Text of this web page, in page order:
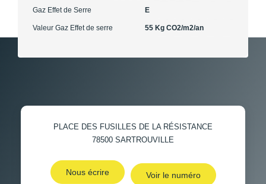
Gaz Effet de Serre E
Valeur Gaz Effet de serre 55 Kg CO2/m2/an
PLACE DES FUSILLES DE LA RÉSISTANCE
78500 SARTROUVILLE
Nous écrire Voir le numéro